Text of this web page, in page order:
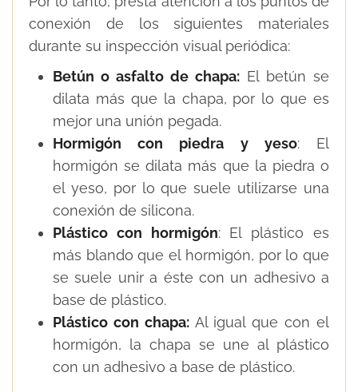
conexión de los siguientes materiales
durante su inspección visual periódica:
Betún o asfalto de chapa: El betún se
dilata más que la chapa, por lo que es
mejor una unión pegada.
Hormigón con piedra y yeso: El
hormigón se dilata más que la piedra o
el yeso, por lo que suele utilizarse una
conexión de silicona.
Plástico con hormigón: El plástico es
más blando que el hormigón, por lo que
se suele unir a éste con un adhesivo a
base de plástico.
Plástico con chapa:Al igual que con el
hormigón, la chapa se une al plástico
con un adhesivo a base de plástico.